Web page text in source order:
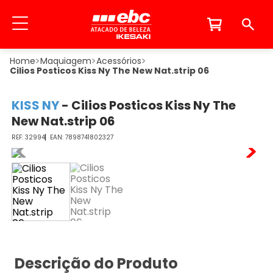
Maquiagem Acessórios
Cilios Posticos Kiss Ny The New Nat.strip 06
KISS NY- Cilios Posticos Kiss Ny The
New Nat.strip 06
32994 7898741802327
Descrição do Produto